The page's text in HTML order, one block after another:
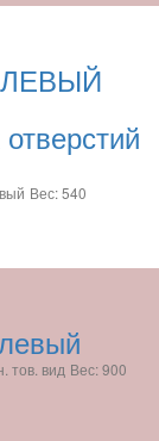
ЛЕВЫЙ
Вес: 540
тов. вид Вес: 900